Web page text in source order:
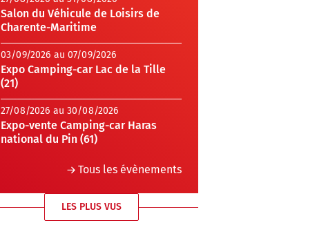
Salon du Véhicule de Loisirs de
Charente-Maritime
03/09/2026 au 07/09/2026
Expo Camping-car Lac de la Tille
(21)
27/08/2026 au 30/08/2026
Expo-vente Camping-car Haras
national du Pin (61)
Tous les évènements
LES PLUS VUS